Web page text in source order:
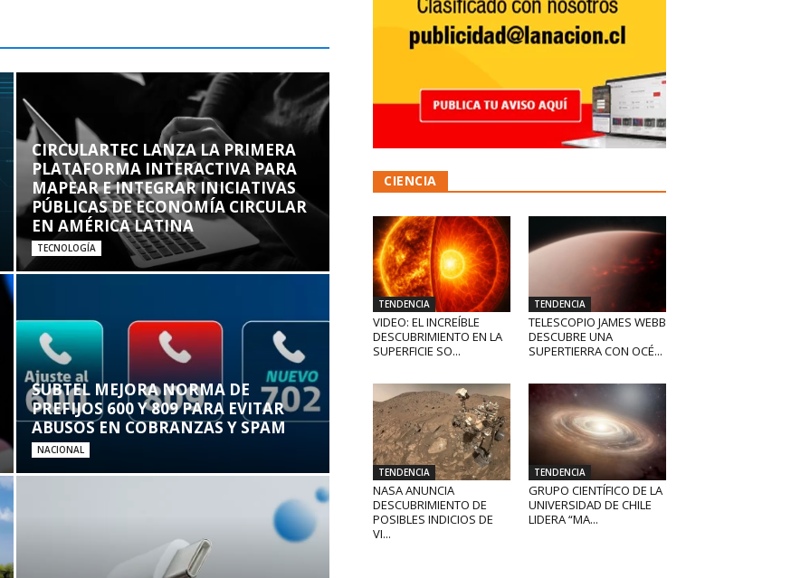
CIRCULARTEC LANZA LA PRIMERA
PLATAFORMA INTERACTIVA PARA
MAPEAR E INTEGRAR INICIATIVAS
PÚBLICAS DE ECONOMÍA CIRCULAR
EN AMÉRICA LATINA
TECNOLOGÍA
SUBTEL MEJORA NORMA DE
PREFIJOS 600 Y 809 PARA EVITAR
ABUSOS EN COBRANZAS Y SPAM
NACIONAL
CIENCIA
TENDENCIA
VIDEO: EL INCREÍBLE
DESCUBRIMIENTO EN LA
SUPERFICIE SO...
TENDENCIA
TELESCOPIO JAMES WEBB
DESCUBRE UNA
SUPERTIERRA CON OCÉ...
TENDENCIA
NASA ANUNCIA
DESCUBRIMIENTO DE
POSIBLES INDICIOS DE
VI...
TENDENCIA
GRUPO CIENTÍFICO DE LA
UNIVERSIDAD DE CHILE
LIDERA “MA...